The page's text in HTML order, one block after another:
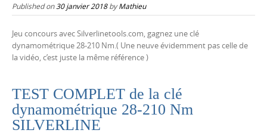
Published on 30 janvier 2018byMathieu
Jeu concours avec Silverlinetools.com, gagnez une clé
dynamométrique 28-210 Nm.( Une neuve évidemment pas celle de
la vidéo, c’est juste la même référence )
TEST COMPLET de la clé
dynamométrique 28-210 Nm
SILVERLINE